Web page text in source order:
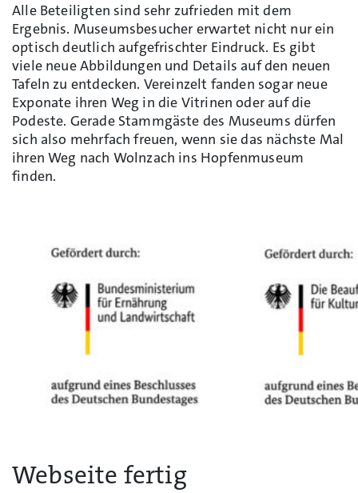
Alle Beteiligten sind sehr zufrieden mit dem
Ergebnis. Museumsbesucher erwartet nicht nur ein
optisch deutlich aufgefrischter Eindruck. Es gibt
viele neue Abbildungen und Details auf den neuen
Tafeln zu entdecken. Vereinzelt fanden sogar neue
Exponate ihren Weg in die Vitrinen oder auf die
Podeste. Gerade Stammgäste des Museums dürfen
sich also mehrfach freuen, wenn sie das nächste Mal
ihren Weg nach Wolnzach ins Hopfenmuseum
finden.
Webseite fertig